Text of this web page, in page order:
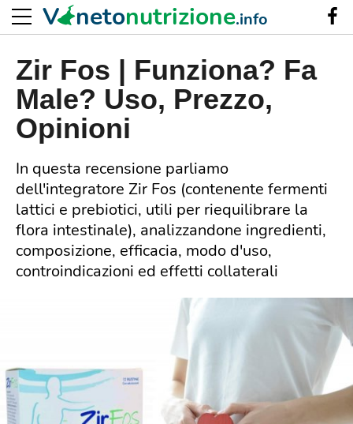
Zir Fos | Funziona? Fa
Male? Uso, Prezzo,
Opinioni
In questa recensione parliamo
dell'integratore Zir Fos (contenente fermenti
lattici e prebiotici, utili per riequilibrare la
flora intestinale), analizzandone ingredienti,
composizione, efficacia, modo d'uso,
controindicazioni ed effetti collaterali
V netonutrizione.info